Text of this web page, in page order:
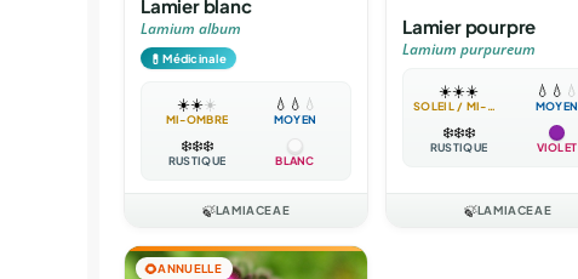
Lamier blanc
Lamium album
💊Médicinale
☀️☀️☀️
MI-OMBRE
💧 💧 💧
MOYEN
❄️❄️❄️
RUSTIQUE BLANC
🍃LAMIACEAE
Lamier pourpre
Lamium purpureum
☀️☀️☀️
SOLEIL / MI-OMBRE
💧 💧 💧
MOYEN
❄️❄️❄️
RUSTIQUE VIOLET
🍃LAMIACEAE
🌻ANNUELLE